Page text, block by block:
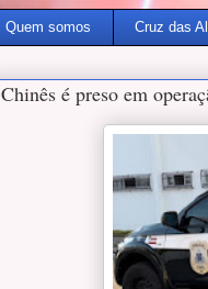
Quem somos Cruz das
Chinês é preso em